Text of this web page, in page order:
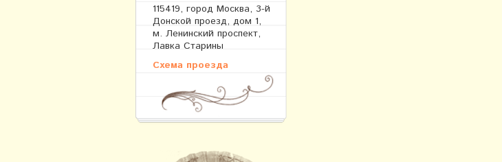
115419, город Москва, 3-й
Донской проезд, дом 1,
м. Ленинский проспект,
Лавка Старины
Схема проезда